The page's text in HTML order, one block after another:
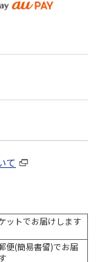
て
ットでお届けします
便(簡易書留)でお届